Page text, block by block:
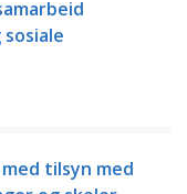
tilsyn med